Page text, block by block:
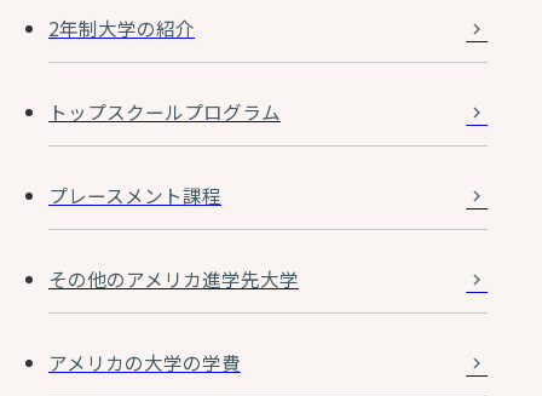
2年制大学の紹介
トップスクールプログラム
プレースメント課程
その他のアメリカ進学先大学
アメリカの大学の学費